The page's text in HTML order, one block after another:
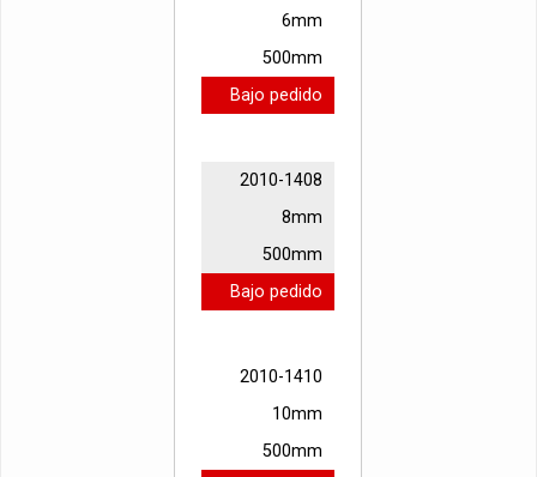
6mm
500mm
Bajo pedido
2010-1408
8mm
500mm
Bajo pedido
2010-1410
10mm
500mm